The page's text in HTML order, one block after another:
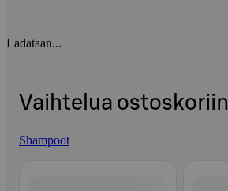
Ladataan...
Vaihtelua ostoskoriin
Shampoot